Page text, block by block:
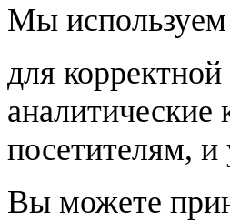
Мы используем
для
аналитические
посетителям, и
Вы можете